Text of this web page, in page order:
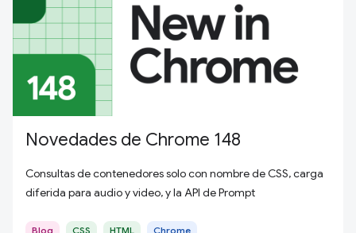
Novedades de Chrome 148
Consultas de contenedores solo con nombre de CSS, carga
diferida para audio y video, y la API de Prompt
Blog CSS HTML Chrome